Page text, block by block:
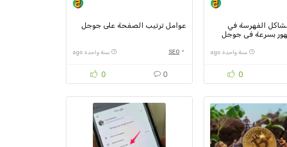
الفهرسة في
بسرعة في جوجل
سنة واحدة ago
0
عوامل ترتيب الصفحة على جوجل
SEO سنة واحدة ago
0 0